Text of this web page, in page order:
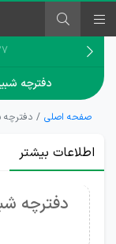
دفترچه
صفحه اصلی دفترچه
اطلاعات بیشتر
دفترچه